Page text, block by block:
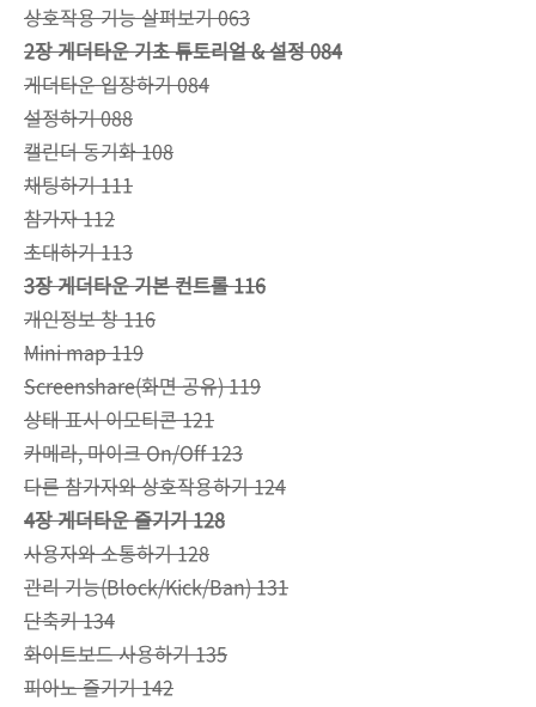
상호작용 기능 살펴보기 063
2장 게더타운 기초 튜토리얼 & 설정 084
게더타운 입장하기 084
설정하기 088
캘린더 동기화 108
채팅하기 111
참가자 112
초대하기 113
3장 게더타운 기본 컨트롤 116
개인정보 창 116
Mini map 119
Screenshare(화면 공유) 119
상태 표시 이모티콘 121
카메라, 마이크 On/Off 123
다른 참가자와 상호작용하기 124
4장 게더타운 즐기기 128
사용자와 소통하기 128
관리 기능(Block/Kick/Ban) 131
단축키 134
화이트보드 사용하기 135
피아노 즐기기 142